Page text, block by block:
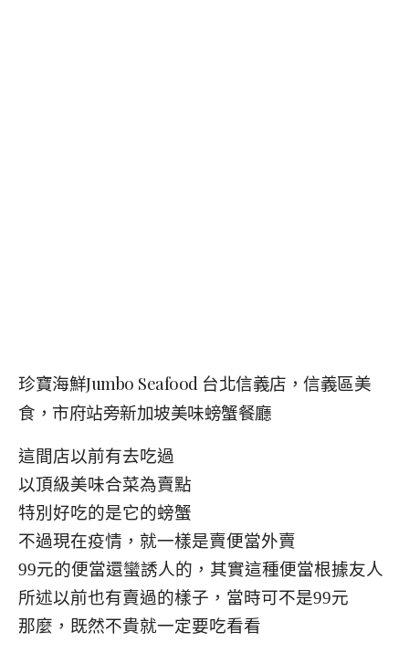
珍寶海鮮Jumbo Seafood 台北信義店，信義區美
食，市府站旁新加坡美味螃蟹餐廳
這間店以前有去吃過
以頂級美味合菜為賣點
特別好吃的是它的螃蟹
不過現在疫情，就一樣是賣便當外賣
99元的便當還蠻誘人的，其實這種便當根據友人
所述以前也有賣過的樣子，當時可不是99元
那麼，既然不貴就一定要吃看看